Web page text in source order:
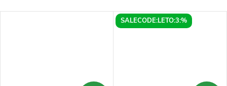
SALECODE:LETO:3:%